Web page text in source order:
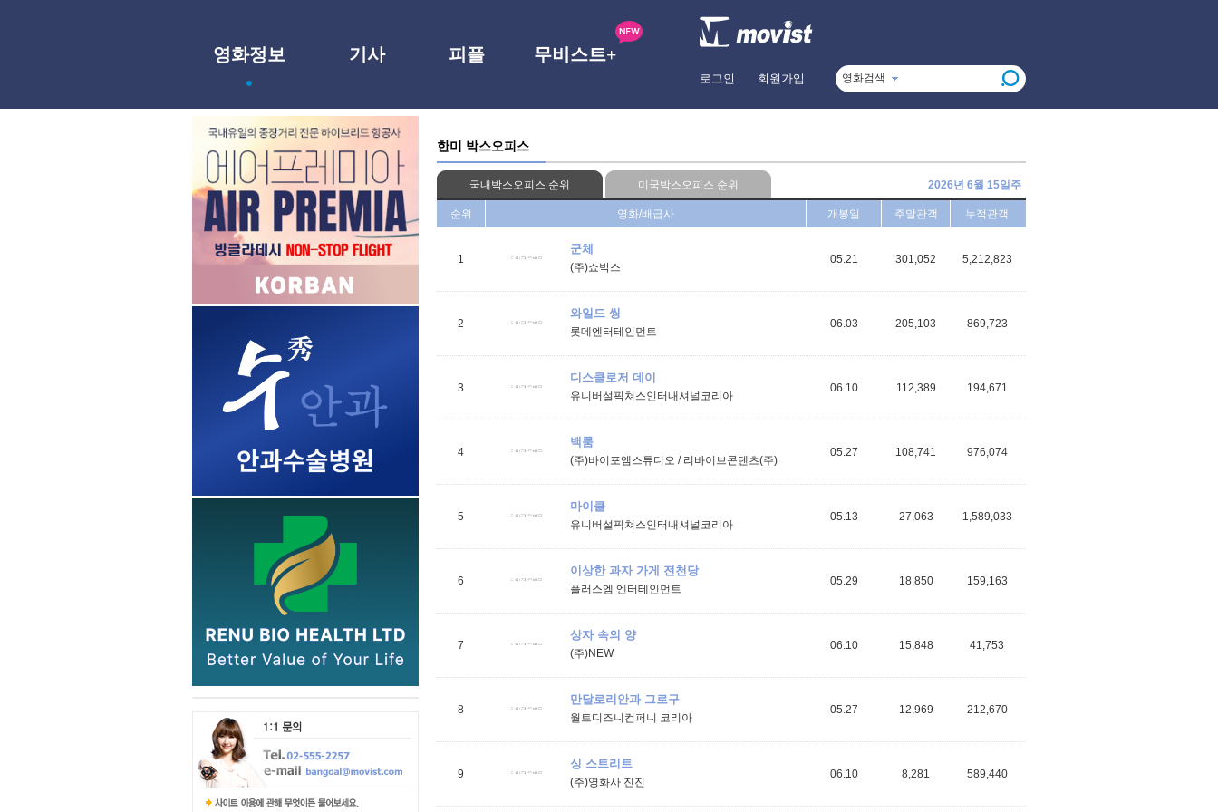
영화정보 기사 피플 무비스트+
로그인 회원가입 영화검색
한미 박스오피스
국내박스오피스 순위 미국박스오피스 순위 2026년 6월 15일주
순위 영화/배급사 개봉일 주말관객 누적관객
1
군체
(주)쇼박스
05.21 301,052 5,212,823
2
와일드 씽
롯데엔터테인먼트
06.03 205,103 869,723
3
디스클로저 데이
유니버설픽쳐스인터내셔널코리아
06.10 112,389 194,671
4
백룸
(주)바이포엠스튜디오 / 리바이브콘텐츠(주)
05.27 108,741 976,074
5
마이클
유니버설픽쳐스인터내셔널코리아
05.13 27,063 1,589,033
6
이상한 과자 가게 전천당
플러스엠 엔터테인먼트
05.29 18,850 159,163
7
상자 속의 양
(주)NEW
06.10 15,848 41,753
8
만달로리안과 그로구
월트디즈니컴퍼니 코리아
05.27 12,969 212,670
9
싱 스트리트
(주)영화사 진진
06.10 8,281 589,440